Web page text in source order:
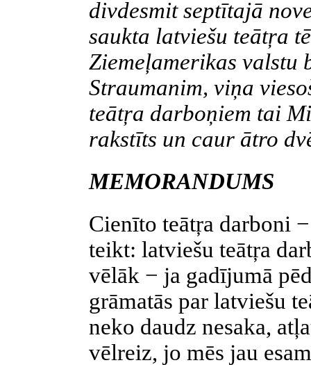
divdesmit septītajā
saukta latviešu teātŗa
Ziemeļamerikas valstu
Straumanim, viņa
teātŗa darboņiem tai
rakstīts un caur ātro
MEMORANDUMS
Cienīto teātŗa darboni
teikt: latviešu teātŗa
vēlāk − ja gadījumā
grāmatās par latviešu
neko daudz nesaka,
vēlreiz, jo mēs jau